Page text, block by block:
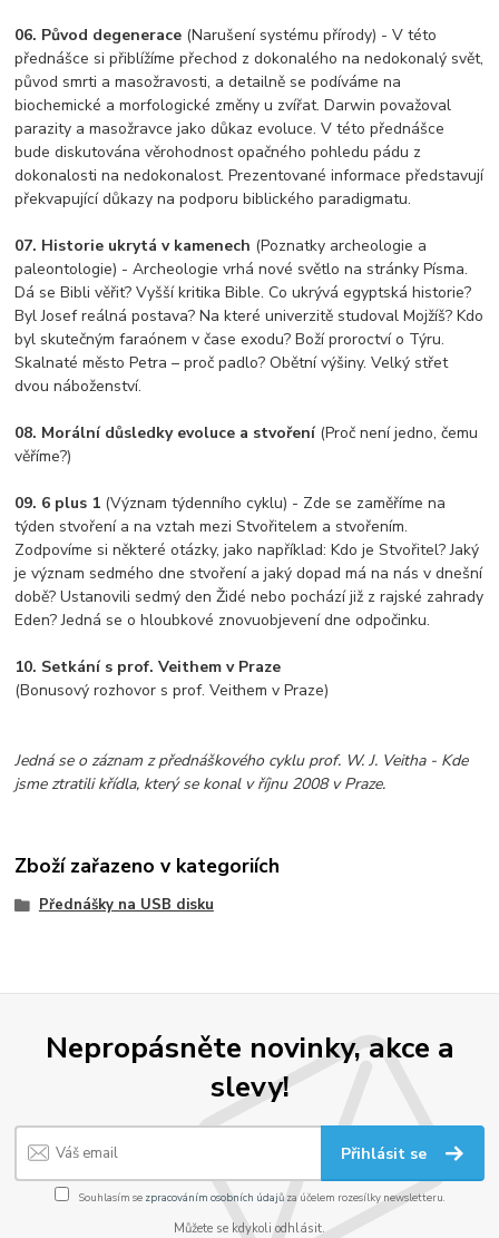
06. Původ degenerace (Narušení systému přírody) - V této
přednášce si přiblížíme přechod z dokonalého na nedokonalý svět,
původ smrti a masožravosti, a detailně se podíváme na
biochemické a morfologické změny u zvířat. Darwin považoval
parazity a masožravce jako důkaz evoluce. V této přednášce
bude diskutována věrohodnost opačného pohledu pádu z
dokonalosti na nedokonalost. Prezentované informace představují
překvapující důkazy na podporu biblického paradigmatu.
07. Historie ukrytá v kamenech (Poznatky archeologie a
paleontologie) - Archeologie vrhá nové světlo na stránky Písma.
Dá se Bibli věřit? Vyšší kritika Bible. Co ukrývá egyptská historie?
Byl Josef reálná postava? Na které univerzitě studoval Mojžíš? Kdo
byl skutečným faraónem v čase exodu? Boží proroctví o Týru.
Skalnaté město Petra – proč padlo? Obětní výšiny. Velký střet
dvou náboženství.
08. Morální důsledky evoluce a stvoření(Proč není jedno, čemu
věříme?)
09. 6 plus 1 (Význam týdenního cyklu) - Zde se zaměříme na
týden stvoření a na vztah mezi Stvořitelem a stvořením.
Zodpovíme si některé otázky, jako například: Kdo je Stvořitel? Jaký
je význam sedmého dne stvoření a jaký dopad má na nás v dnešní
době? Ustanovili sedmý den Židé nebo pochází již z rajské zahrady
Eden? Jedná se o hloubkové znovuobjevení dne odpočinku.
10. Setkání s prof. Veithem v Praze
(Bonusový rozhovor s prof. Veithem v Praze)
Jedná se o záznam z přednáškového cyklu prof. W. J. Veitha - Kde
jsme ztratili křídla, který se konal v říjnu 2008 v Praze.
Zboží zařazeno v kategoriích
Přednášky na USB disku
Nepropásněte novinky, akce a
slevy!
Přihlásit se
Souhlasím se zpracováním osobních údajůza účelem rozesílky newsletteru.
Můžete se kdykoli odhlásit.